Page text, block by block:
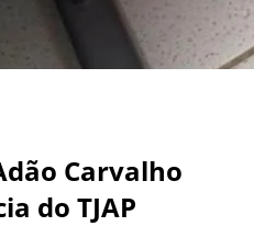
Carvalho
do TJAP